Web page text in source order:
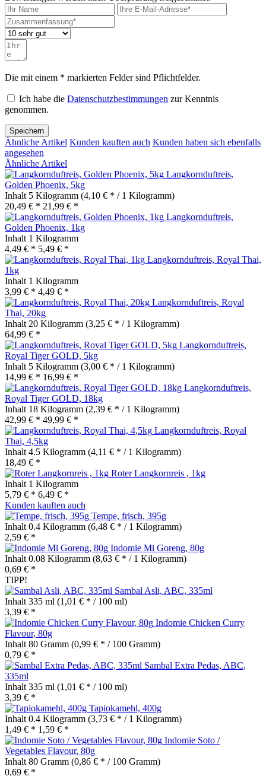
Die mit einem * markierten Felder sind Pflichtfelder.
Ich habe die Datenschutzbestimmungen zur Kenntnis
genommen.
Speichern
Ähnliche Artikel Kunden kauften auch Kunden haben sich ebenfalls
angesehen
Ähnliche Artikel
Langkornduftreis,
Golden Phoenix, 5kg
Inhalt 5 Kilogramm (4,10 € * / 1 Kilogramm)
20,49 € * 21,99 € *
Langkornduftreis,
Golden Phoenix, 1kg
Inhalt 1 Kilogramm
4,49 € * 5,49 € *
Langkornduftreis, Royal Thai,
1kg
Inhalt 1 Kilogramm
3,99 € * 4,49 € *
Langkornduftreis, Royal
Thai, 20kg
Inhalt 20 Kilogramm (3,25 € * / 1 Kilogramm)
64,99 € *
Langkornduftreis,
Royal Tiger GOLD, 5kg
Inhalt 5 Kilogramm (3,00 € * / 1 Kilogramm)
14,99 € * 16,99 € *
Langkornduftreis,
Royal Tiger GOLD, 18kg
Inhalt 18 Kilogramm (2,39 € * / 1 Kilogramm)
42,99 € * 49,99 € *
Langkornduftreis, Royal
Thai, 4,5kg
Inhalt 4.5 Kilogramm (4,11 € * / 1 Kilogramm)
18,49 € *
Roter Langkornreis , 1kg
Inhalt 1 Kilogramm
5,79 € * 6,49 € *
Kunden kauften auch
Tempe, frisch, 395g
Inhalt 0.4 Kilogramm (6,48 € * / 1 Kilogramm)
2,59 € *
Indomie Mi Goreng, 80g
Inhalt 0.08 Kilogramm (8,63 € * / 1 Kilogramm)
0,69 € *
TIPP!
Sambal Asli, ABC, 335ml
Inhalt 335 ml (1,01 € * / 100 ml)
3,39 € *
Indomie Chicken Curry
Flavour, 80g
Inhalt 80 Gramm (0,99 € * / 100 Gramm)
0,79 € *
Sambal Extra Pedas, ABC,
335ml
Inhalt 335 ml (1,01 € * / 100 ml)
3,39 € *
Tapiokamehl, 400g
Inhalt 0.4 Kilogramm (3,73 € * / 1 Kilogramm)
1,49 € * 1,59 € *
Indomie Soto /
Vegetables Flavour, 80g
Inhalt 80 Gramm (0,86 € * / 100 Gramm)
0,69 € *